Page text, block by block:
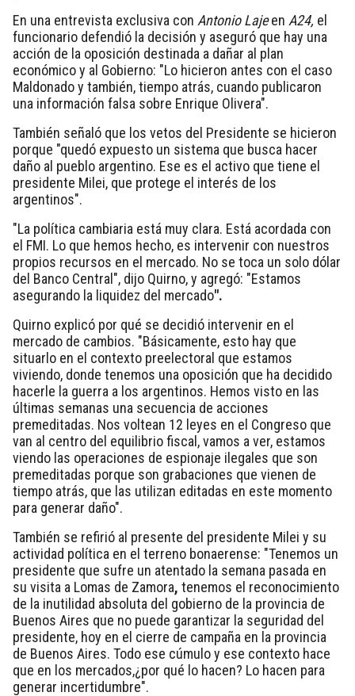
En una entrevista exclusiva con Antonio Lajeen A24, el
funcionario defendió la decisión y aseguró que hay una
acción de la oposición destinada a dañar al plan
económico y al Gobierno: "Lo hicieron antes con el caso
Maldonado y también, tiempo atrás, cuando publicaron
una información falsa sobre Enrique Olivera".
También señaló que los vetos del Presidente se hicieron
porque "quedó expuesto un sistema que busca hacer
daño al pueblo argentino. Ese es el activo que tiene el
presidente Milei, que protege el interés de los
argentinos".
"La política cambiaria está muy clara. Está acordada con
el FMI. Lo que hemos hecho, es intervenir con nuestros
propios recursos en el mercado. No se toca un solo dólar
del Banco Central", dijo Quirno, y agregó: "Estamos
asegurando la liquidez del mercado".
Quirno explicó por qué se decidió intervenir en el
mercado de cambios. "Básicamente, esto hay que
situarlo en el contexto preelectoral que estamos
viviendo, donde tenemos una oposición que ha decidido
hacerle la guerra a los argentinos. Hemos visto en las
últimas semanas una secuencia de acciones
premeditadas. Nos voltean 12 leyes en el Congreso que
van al centro del equilibrio fiscal, vamos a ver, estamos
viendo las operaciones de espionaje ilegales que son
premeditadas porque son grabaciones que vienen de
tiempo atrás, que las utilizan editadas en este momento
para generar daño".
También se refirió al presente del presidente Milei y su
actividad política en el terreno bonaerense: "Tenemos un
presidente que sufre un atentado la semana pasada en
su visita a Lomas de Zamora, tenemos el reconocimiento
de la inutilidad absoluta del gobierno de la provincia de
Buenos Aires que no puede garantizar la seguridad del
presidente, hoy en el cierre de campaña en la provincia
de Buenos Aires. Todo ese cúmulo y ese contexto hace
que en los mercados,¿por qué lo hacen? Lo hacen para
generar incertidumbre".